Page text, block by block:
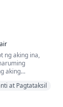
alam, ang
sa aking ama.
ng aking ina,
aking
at Pagtataksil